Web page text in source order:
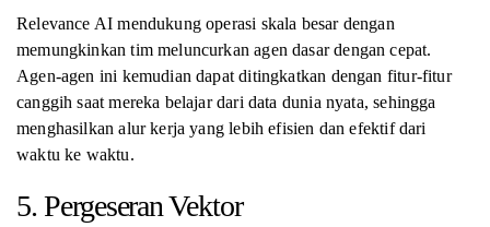
Relevance AI mendukung operasi skala besar dengan
memungkinkan tim meluncurkan agen dasar dengan cepat.
Agen-agen ini kemudian dapat ditingkatkan dengan fitur-fitur
canggih saat mereka belajar dari data dunia nyata, sehingga
menghasilkan alur kerja yang lebih efisien dan efektif dari
waktu ke waktu.
5. Pergeseran Vektor